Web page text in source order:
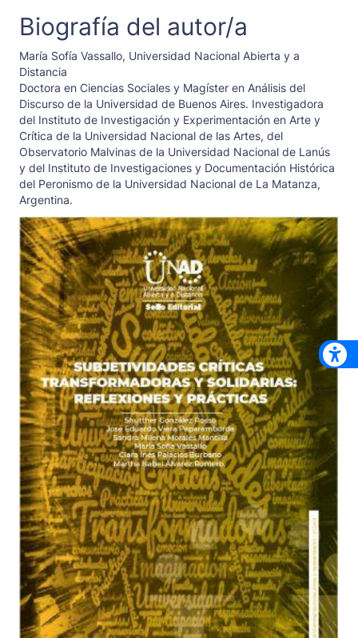
Biografía del autor/a
María Sofía Vassallo, Universidad Nacional Abierta y a
Distancia
Doctora en Ciencias Sociales y Magíster en Análisis del
Discurso de la Universidad de Buenos Aires. Investigadora
del Instituto de Investigación y Experimentación en Arte y
Crítica de la Universidad Nacional de las Artes, del
Observatorio Malvinas de la Universidad Nacional de Lanús
y del Instituto de Investigaciones y Documentación Histórica
del Peronismo de la Universidad Nacional de La Matanza,
Argentina.